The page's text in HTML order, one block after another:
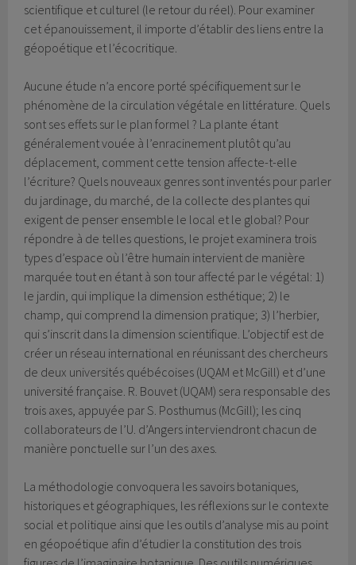
scientifique et culturel (le retour du réel). Pour examiner
cet épanouissement, il importe d’établir des liens entre la
géopoétique et l’écocritique.
Aucune étude n’a encore porté spécifiquement sur le
phénomène de la circulation végétale en littérature. Quels
sont ses effets sur le plan formel ? La plante étant
généralement vouée à l’enracinement plutôt qu’au
déplacement, comment cette tension affecte-t-elle
l’écriture? Quels nouveaux genres sont inventés pour parler
du jardinage, du marché, de la collecte des plantes qui
exigent de penser ensemble le local et le global? Pour
répondre à de telles questions, le projet examinera trois
types d’espace où l’être humain intervient de manière
marquée tout en étant à son tour affecté par le végétal: 1)
le jardin, qui implique la dimension esthétique; 2) le
champ, qui comprend la dimension pratique; 3) l’herbier,
qui s’inscrit dans la dimension scientifique. L’objectif est de
créer un réseau international en réunissant des chercheurs
de deux universités québécoises (UQAM et McGill) et d’une
université française. R. Bouvet (UQAM) sera responsable des
trois axes, appuyée par S. Posthumus (McGill); les cinq
collaborateurs de l’U. d’Angers interviendront chacun de
manière ponctuelle sur l’un des axes.
La méthodologie convoquera les savoirs botaniques,
historiques et géographiques, les réflexions sur le contexte
social et politique ainsi que les outils d’analyse mis au point
en géopoétique afin d’étudier la constitution des trois